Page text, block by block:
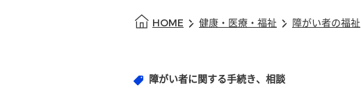
HOME 健康・医療・福祉 障がい者の福祉
障がい者に関する手続き、相談